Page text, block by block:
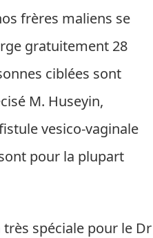
frères maliens se
gratuitement 28
ciblées sont
M. Huseyin,
vesico-vaginale
pour la plupart
spéciale pour le Dr